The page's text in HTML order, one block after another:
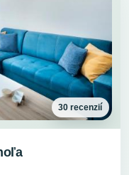
30 recenzií